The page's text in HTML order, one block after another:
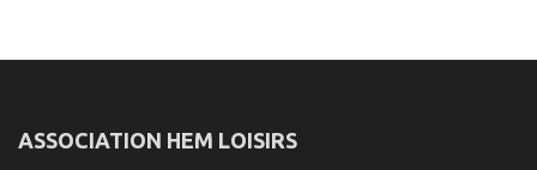
ASSOCIATION HEM LOISIRS